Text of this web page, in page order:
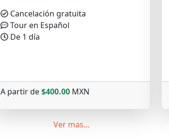
Cancelación gratuita
Tour en Español
De 1 día
A partir de$400.00 MXN
Ver mas...